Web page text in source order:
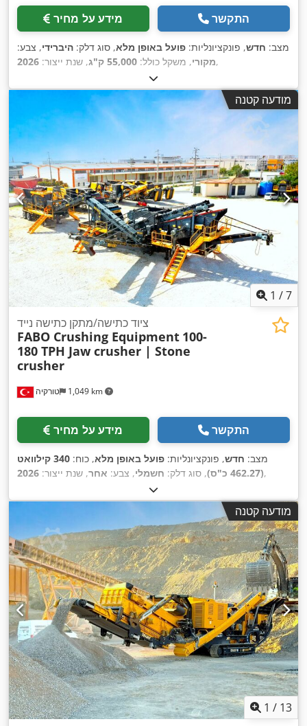
מידע על מחיר התקשר
מצב: חדש, פונקציונליות: פועל באופן מלא, סוג דלק: היברידי, צבע:
מקורי, משקל כולל: 55,000 ק"ג , שנת ייצור: 2026 ,
מודעה קטנה
1 /7
טורקיה 1,049 km
ציוד כתישה/מתקן כתישה נייד
FABO Crushing Equipment 100-
180 TPH Jaw crusher | Stone
crusher
מידע על מחיר התקשר
מצב: חדש, פונקציונליות: פועל באופן מלא, כוח:
340 קילוואט
(462.27 כ"ס)
, סוג דלק: חשמלי, צבע: אחר, שנת ייצור: 2026 ,
מודעה קטנה
1 / 13